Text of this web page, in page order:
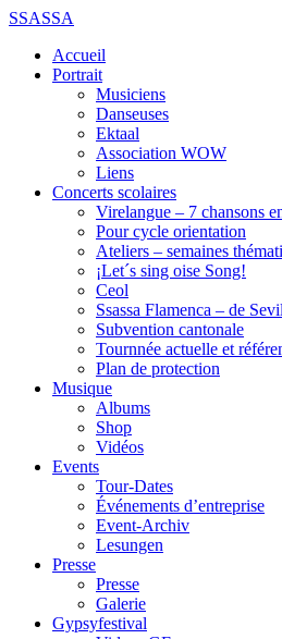
SSASSA
Accueil
Portrait
Musiciens
Danseuses
Ektaal
Association WOW
Liens
Concerts scolaires
Virelangue – 7 chansons
Pour cycle orientation
Ateliers – semaines
¡Let´s sing oise Song!
Ceol
Ssassa Flamenca – de
Subvention cantonale
Tournnée actuelle et
Plan de protection
Musique
Albums
Shop
Vidéos
Events
Tour-Dates
Événements d’entreprise
Event-Archiv
Lesungen
Presse
Presse
Galerie
Gypsyfestival